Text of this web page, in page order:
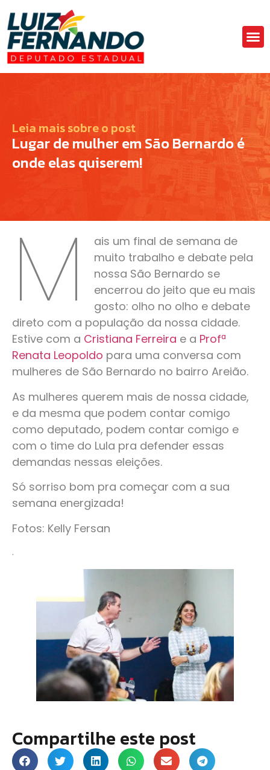
Leia mais sobre o post
Lugar de mulher em São Bernardo é
onde elas quiserem!
M
ais um final de semana de
muito trabalho e debate pela
nossa São Bernardo se
encerrou do jeito que eu mais
gosto: olho no olho e debate
direto com a população da nossa cidade.
Estive com a Cristiana Ferreira e a Profª
Renata Leopoldo para uma conversa com
mulheres de São Bernardo no bairro Areião.
As mulheres querem mais de nossa cidade,
e da mesma que podem contar comigo
como deputado, podem contar comigo e
com o time do Lula pra defender essas
demandas nessas eleições.
Só sorriso bom pra começar com a sua
semana energizada!
Fotos: Kelly Fersan
.
Compartilhe este post